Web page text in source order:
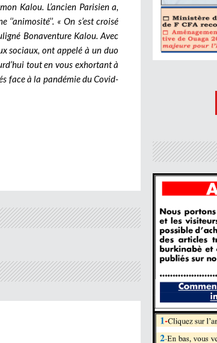
Kalou. L’ancien Parisien a,
« On s’est croisé
Bonaventure Kalou. Avec
sociaux, ont appelé à un duo
tout en vous exhortant à
face à la pandémie du Covid-